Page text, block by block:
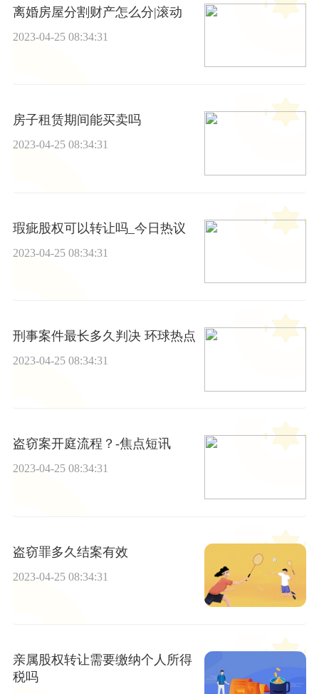
离婚房屋分割财产怎么分|滚动
2023-04-25 08:34:31
房子租赁期间能买卖吗
2023-04-25 08:34:31
瑕疵股权可以转让吗_今日热议
2023-04-25 08:34:31
刑事案件最长多久判决 环球热点
2023-04-25 08:34:31
盗窃案开庭流程？-焦点短讯
2023-04-25 08:34:31
盗窃罪多久结案有效
2023-04-25 08:34:31
亲属股权转让需要缴纳个人所得
税吗